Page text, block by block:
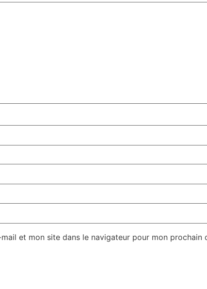
et mon site dans le navigateur pour mon prochain